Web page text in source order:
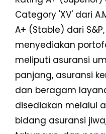
Category 'XV' dari
A+ (Stable) dari
menyediakan
meliputi asuransi
panjang, asuransi
dan beragam
disediakan melalui
bidang asuransi